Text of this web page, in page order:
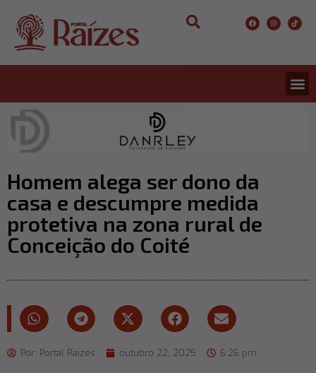
Homem alega ser dono da
casa e descumpre medida
protetiva na zona rural de
Conceição do Coité
Por: Portal Raizes outubro 22, 2025 6:26 pm